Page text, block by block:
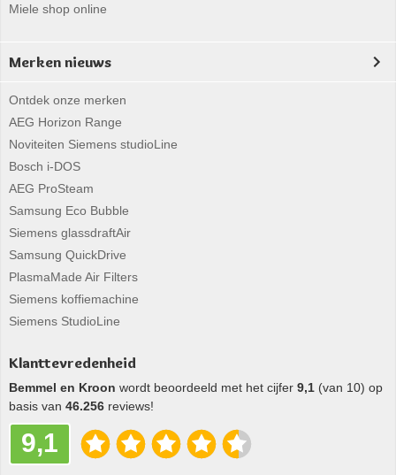
Miele shop online
Merken nieuws
Ontdek onze merken
AEG Horizon Range
Noviteiten Siemens studioLine
Bosch i-DOS
AEG ProSteam
Samsung Eco Bubble
Siemens glassdraftAir
Samsung QuickDrive
PlasmaMade Air Filters
Siemens koffiemachine
Siemens StudioLine
Klanttevredenheid
Bemmel en Kroon wordt beoordeeld met het cijfer 9,1 (van 10) op
basis van 46.256 reviews!
9,1